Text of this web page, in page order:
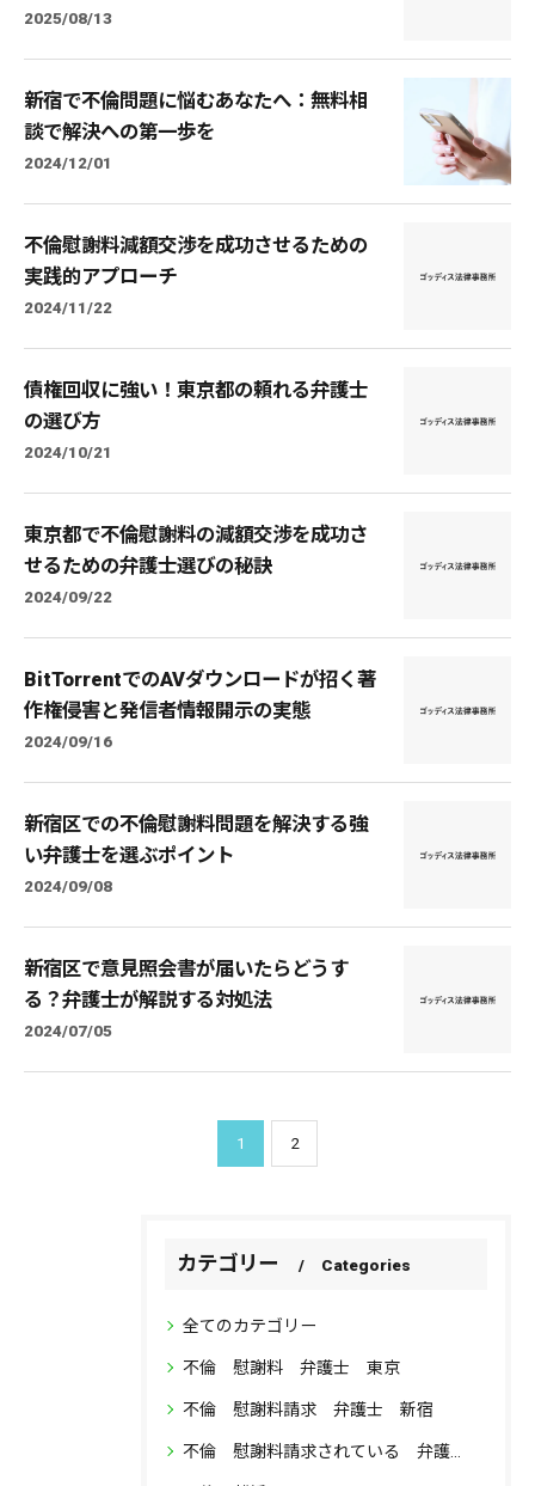
2025/08/13
新宿で不倫問題に悩むあなたへ：無料相
談で解決への第一歩を
2024/12/01
不倫慰謝料減額交渉を成功させるための
実践的アプローチ
2024/11/22
債権回収に強い！東京都の頼れる弁護士
の選び方
2024/10/21
東京都で不倫慰謝料の減額交渉を成功さ
せるための弁護士選びの秘訣
2024/09/22
BitTorrentでのAVダウンロードが招く著
作権侵害と発信者情報開示の実態
2024/09/16
新宿区での不倫慰謝料問題を解決する強
い弁護士を選ぶポイント
2024/09/08
新宿区で意見照会書が届いたらどうす
る？弁護士が解説する対処法
2024/07/05
1 2
カテゴリー Categories
全てのカテゴリー
不倫 慰謝料 弁護士 東京
不倫 慰謝料請求 弁護士 新宿
不倫 慰謝料請求されている 弁護士 相談